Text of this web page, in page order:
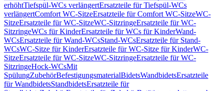
erhöhtTiefspül-WCs verlängertErsatzteile für Tiefspül-WCs
verlängertComfort WC-SitzeErsatzteile für Comfort WC-SitzeWC-
SitzeErsatzteile für WC-SitzeWC-SitzringeErsatzteile für WC-
SitzringeWCs für KinderErsatzteile für WCs für KinderWand-
WCsErsatzteile für Wand-WCsStand-WCsErsatzteile für Stand-
WCsWC-Sitze für KinderErsatzteile für WC-Sitze für KinderWC-
SitzeErsatzteile für WC-SitzeWC-SitzringeErsatzteile für WC-
SitzringeHock-WCsMit
SpülungZubehörBefestigungsmaterialBidetsWandbidetsErsatzteile
für WandbidetsStandbidetsErsatzteile für